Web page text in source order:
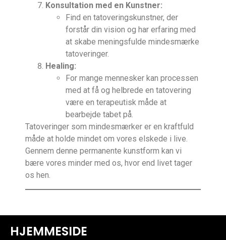
Konsultation med en Kunstner:
Find en tatoveringskunstner, der
forstår din vision og har erfaring med
at skabe meningsfulde mindesmærke
tatoveringer.
Healing:
For mange mennesker kan processen
med at få og helbrede en tatovering
være en terapeutisk måde at
bearbejde tabet på.
Tatoveringer som mindesmærker er en kraftfuld
måde at holde mindet om vores elskede i live.
Gennem denne permanente kunstform kan vi
bære vores minder med os, hvor end livet tager
os hen.
HJEMMESIDE